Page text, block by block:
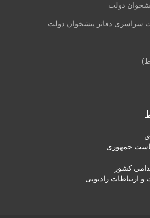
دولت
سراسری دفاتر پیشخوان دولت
جمهوری
کشور
ارتباطات رادیویی